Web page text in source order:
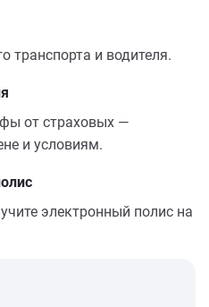
транспорта и водителя.
от страховых —
и условиям.
электронный полис на